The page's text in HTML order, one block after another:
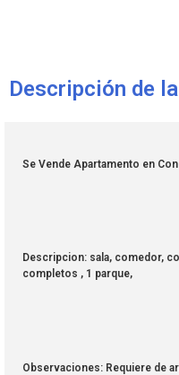
Descripción de
Se Vende Apartamento en
Descripcion: sala, comedor,
completos , 1 parque,
Observaciones: Requiere de